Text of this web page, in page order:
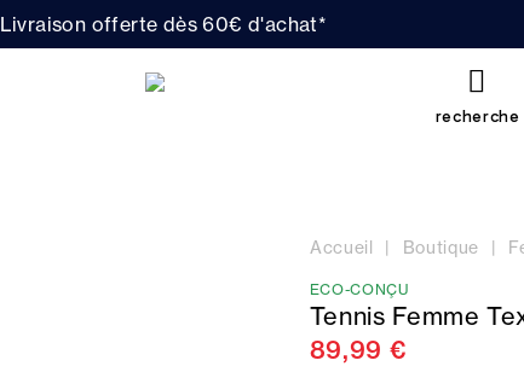
Livraison offerte dès 60€ d'achat*
recherche
Accueil Boutique
ECO-CONÇU
Tennis Femme
89,99 €